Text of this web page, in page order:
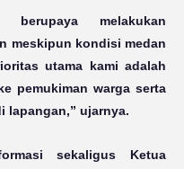
berupaya melakukan
meskipun kondisi medan
utama kami adalah
pemukiman warga serta
lapangan,” ujarnya.
sekaligus Ketua